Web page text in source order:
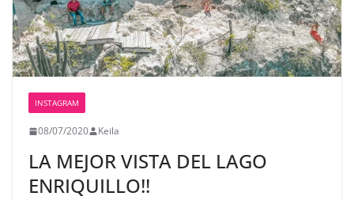
INSTAGRAM
08/07/2020 Keila
LA MEJOR VISTA DEL LAGO
ENRIQUILLO!!